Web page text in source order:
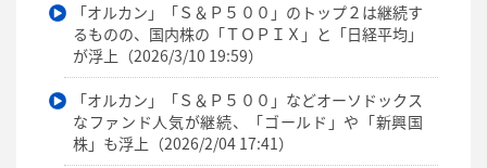
「オルカン」「Ｓ＆Ｐ５００」のトップ２は継続す
るものの、国内株の「ＴＯＰＩＸ」と「日経平均」
が浮上（2026/3/10 19:59）
「オルカン」「Ｓ＆Ｐ５００」などオーソドックス
なファンド人気が継続、「ゴールド」や「新興国
株」も浮上（2026/2/04 17:41）